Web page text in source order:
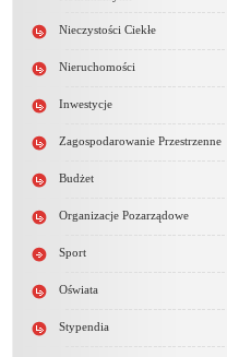
Nieczystości Ciekłe
Nieruchomości
Inwestycje
Zagospodarowanie Przestrzenne
Budżet
Organizacje Pozarządowe
Sport
Oświata
Stypendia